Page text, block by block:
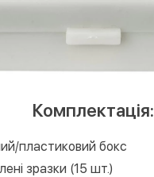
Комплектація:
пластиковий бокс
зразки (15 шт.)